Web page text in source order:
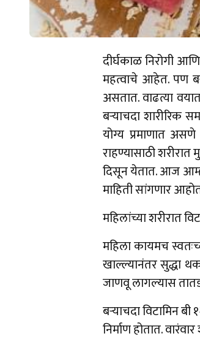
दीर्घकाळ निरोगी
महत्वाचे आहेत. पण
असतात. वाढत्या
बऱ्याचदा शारीरिक
योग्य प्रमाणात
राहण्यासाठी
दिसून येतात. आज
माहिती सांगणार
महिलांच्या शरीरात
महिला कायमच
खाल्ल्यानंतर सुद्धा
जाणवू लागल्यास
बऱ्याचदा विटामिन
निर्माण होतात.